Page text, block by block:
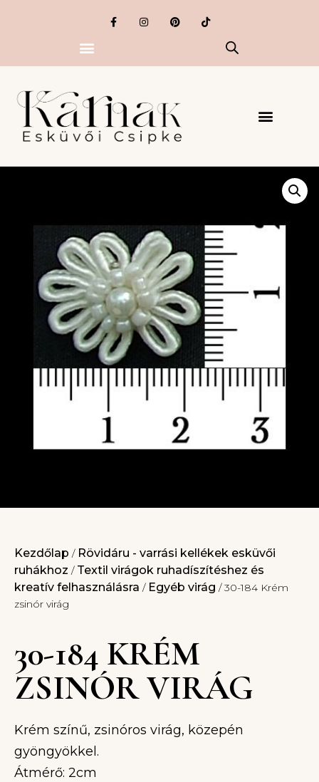
Kezdőlap / Rövidáru - varrási kellékek esküvői
ruhákhoz / Textil virágok ruhadíszítéshez és
kreatív felhasználásra / Egyéb virág / 30-184 Krém
zsinór virág
30-184 KRÉM
ZSINÓR VIRÁG
Krém színű, zsinóros virág, közepén
gyöngyökkel.
Átmérő: 2cm